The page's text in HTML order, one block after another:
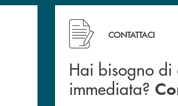
Hai bisogno di
CONTATTACI
Hai bisogno di
immediata?